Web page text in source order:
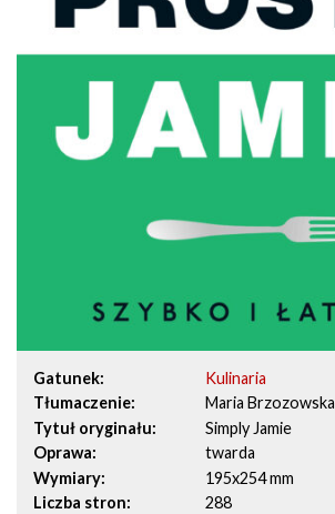
Gatunek
Kulinaria
Tłumaczenie
Maria Brzozowska
Tytuł oryginału
Simply Jamie
Oprawa
twarda
Wymiary
195x254 mm
Liczba stron
288